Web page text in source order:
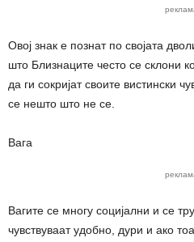
Овој знак е познат по својата
што Близнаците често се склони
да ги сокријат своите вистински
се нешто што не се.
Вага
Вагите се многу социјални и се
чувствуваат удобно, дури и ако